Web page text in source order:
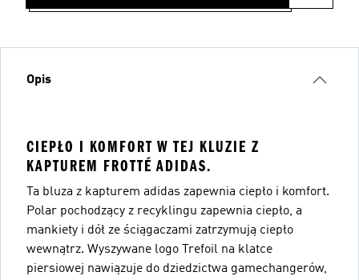
Opis
CIEPŁO I KOMFORT W TEJ KLUZIE Z
KAPTUREM FROTTÉ ADIDAS.
Ta bluza z kapturem adidas zapewnia ciepło i komfort.
Polar pochodzący z recyklingu zapewnia ciepło, a
mankiety i dół ze ściągaczami zatrzymują ciepło
wewnątrz. Wyszywane logo Trefoil na klatce
piersiowej nawiązuje do dziedzictwa gamechangerów,